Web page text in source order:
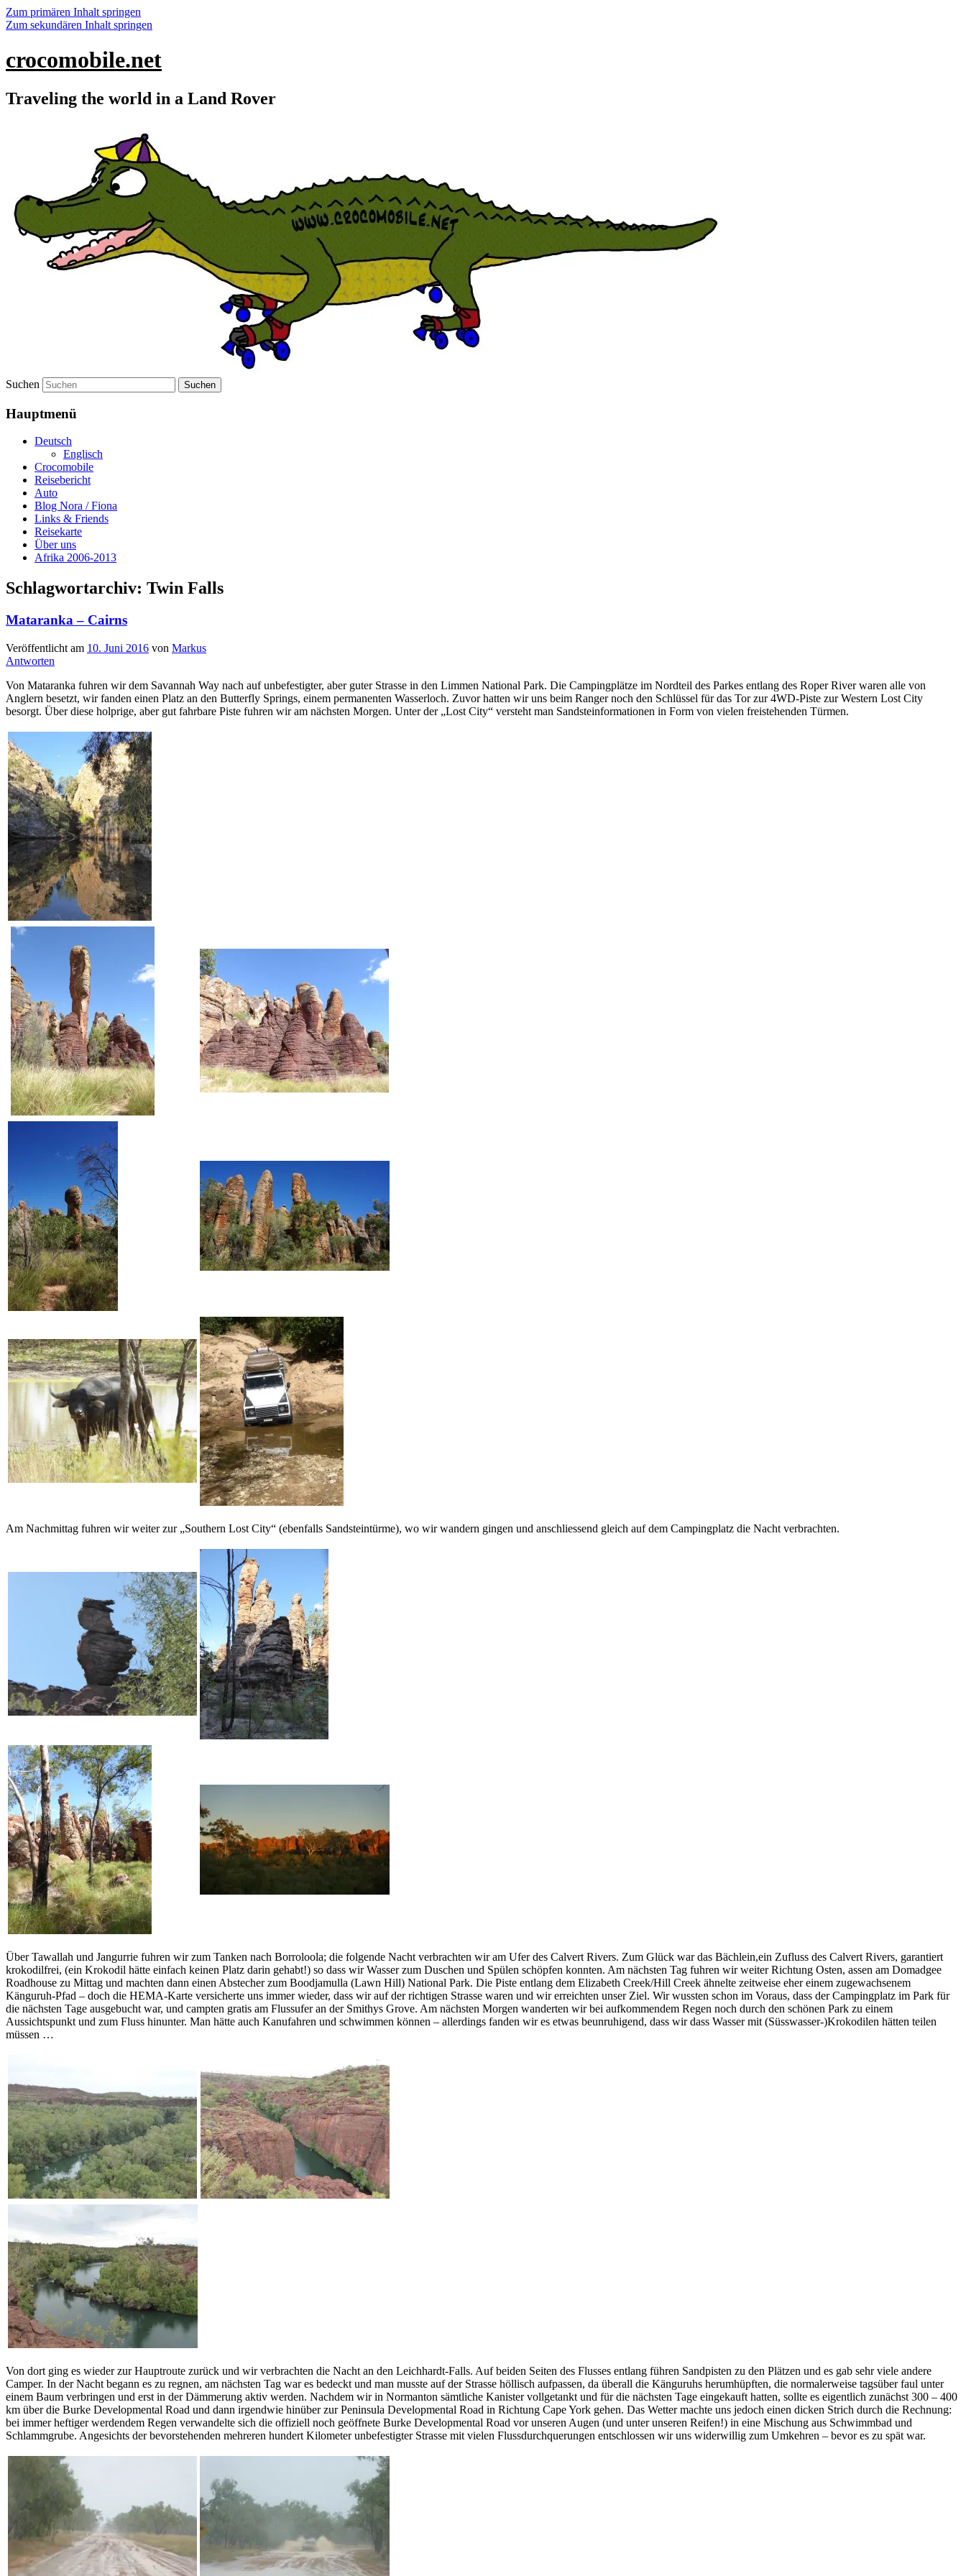
Zum primären Inhalt springen
Zum sekundären Inhalt springen
crocomobile.net
Traveling the world in a Land Rover
Suchen
Hauptmenü
Deutsch
Englisch
Crocomobile
Reisebericht
Auto
Blog Nora / Fiona
Links & Friends
Reisekarte
Über uns
Afrika 2006-2013
Schlagwortarchiv: Twin Falls
Mataranka – Cairns
Veröffentlicht am 10. Juni 2016 von Markus
Antworten
Von Mataranka fuhren wir dem Savannah Way nach auf unbefestigter, aber guter Strasse in den Limmen National Park. Die Campingplätze im Nordteil des Parkes entlang des Roper River waren alle von
Anglern besetzt, wir fanden einen Platz an den Butterfly Springs, einem permanenten Wasserloch. Zuvor hatten wir uns beim Ranger noch den Schlüssel für das Tor zur 4WD-Piste zur Western Lost City
besorgt. Über diese holprige, aber gut fahrbare Piste fuhren wir am nächsten Morgen. Unter der „Lost City“ versteht man Sandsteinformationen in Form von vielen freistehenden Türmen.
Am Nachmittag fuhren wir weiter zur „Southern Lost City“ (ebenfalls Sandsteintürme), wo wir wandern gingen und anschliessend gleich auf dem Campingplatz die Nacht verbrachten.
Über Tawallah und Jangurrie fuhren wir zum Tanken nach Borroloola; die folgende Nacht verbrachten wir am Ufer des Calvert Rivers. Zum Glück war das Bächlein,ein Zufluss des Calvert Rivers, garantiert
krokodilfrei, (ein Krokodil hätte einfach keinen Platz darin gehabt!) so dass wir Wasser zum Duschen und Spülen schöpfen konnten. Am nächsten Tag fuhren wir weiter Richtung Osten, assen am Domadgee
Roadhouse zu Mittag und machten dann einen Abstecher zum Boodjamulla (Lawn Hill) National Park. Die Piste entlang dem Elizabeth Creek/Hill Creek ähnelte zeitweise eher einem zugewachsenem
Känguruh-Pfad – doch die HEMA-Karte versicherte uns immer wieder, dass wir auf der richtigen Strasse waren und wir erreichten unser Ziel. Wir wussten schon im Voraus, dass der Campingplatz im Park für
die nächsten Tage ausgebucht war, und campten gratis am Flussufer an der Smithys Grove. Am nächsten Morgen wanderten wir bei aufkommendem Regen noch durch den schönen Park zu einem
Aussichtspunkt und zum Fluss hinunter. Man hätte auch Kanufahren und schwimmen können – allerdings fanden wir es etwas beunruhigend, dass wir dass Wasser mit (Süsswasser-)Krokodilen hätten teilen
müssen …
Von dort ging es wieder zur Hauptroute zurück und wir verbrachten die Nacht an den Leichhardt-Falls. Auf beiden Seiten des Flusses entlang führen Sandpisten zu den Plätzen und es gab sehr viele andere
Camper. In der Nacht begann es zu regnen, am nächsten Tag war es bedeckt und man musste auf der Strasse höllisch aufpassen, da überall die Känguruhs herumhüpften, die normalerweise tagsüber faul unter
einem Baum verbringen und erst in der Dämmerung aktiv werden. Nachdem wir in Normanton sämtliche Kanister vollgetankt und für die nächsten Tage eingekauft hatten, sollte es eigentlich zunächst 300 – 400
km über die Burke Developmental Road und dann irgendwie hinüber zur Peninsula Developmental Road in Richtung Cape York gehen. Das Wetter machte uns jedoch einen dicken Strich durch die Rechnung:
bei immer heftiger werdendem Regen verwandelte sich die offiziell noch geöffnete Burke Developmental Road vor unseren Augen (und unter unseren Reifen!) in eine Mischung aus Schwimmbad und
Schlammgrube. Angesichts der bevorstehenden mehreren hundert Kilometer unbefestigter Strasse mit vielen Flussdurchquerungen entschlossen wir uns widerwillig zum Umkehren – bevor es zu spät war.